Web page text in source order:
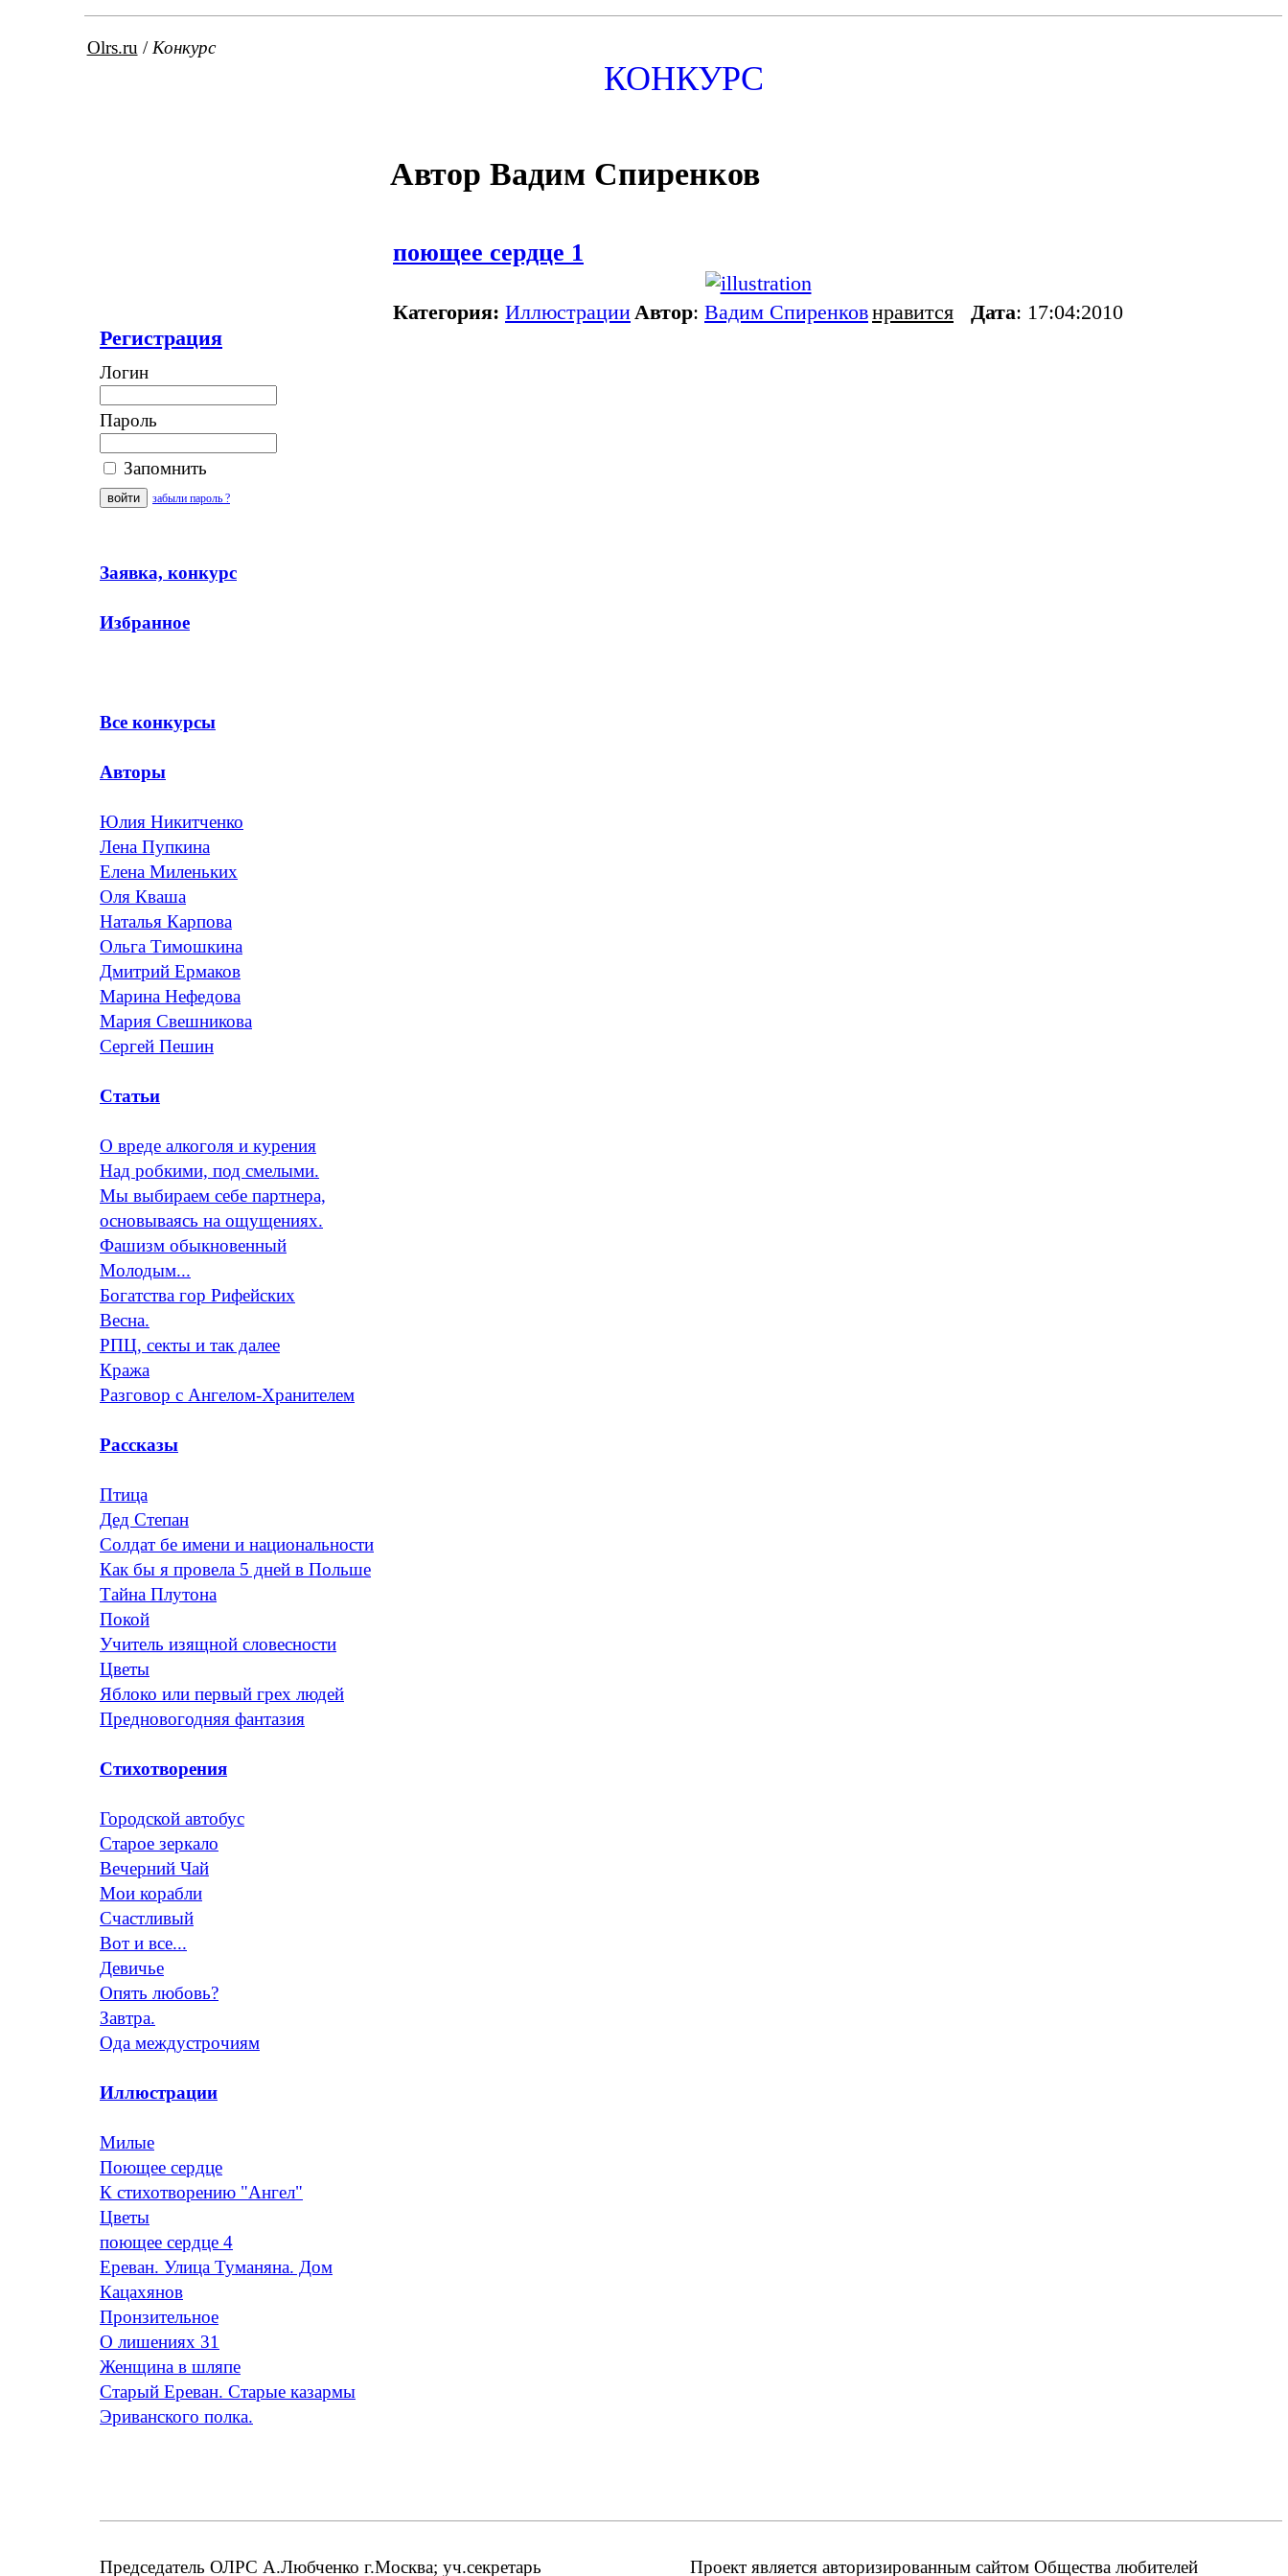
Olrs.ru / Конкурс
КОНКУРС
Регистрация
Логин
Пароль
Запомнить
забыли пароль ?
Заявка, конкурс
Избранное
Все конкурсы
Авторы
Юлия Никитченко
Лена Пупкина
Елена Миленьких
Оля Кваша
Наталья Карпова
Ольга Тимошкина
Дмитрий Ермаков
Марина Нефедова
Мария Свешникова
Сергей Пешин
Статьи
О вреде алкоголя и курения
Над робкими, под смелыми.
Мы выбираем себе партнера,
основываясь на ощущениях.
Фашизм обыкновенный
Молодым...
Богатства гор Рифейских
Весна.
РПЦ, секты и так далее
Кража
Разговор с Ангелом-Хранителем
Рассказы
Птица
Дед Степан
Солдат бе имени и национальности
Как бы я провела 5 дней в Польше
Тайна Плутона
Покой
Учитель изящной словесности
Цветы
Яблоко или первый грех людей
Предновогодняя фантазия
Стихотворения
Городской автобус
Старое зеркало
Вечерний Чай
Мои корабли
Счастливый
Вот и все...
Девичье
Опять любовь?
Завтра.
Ода междустрочиям
Иллюстрации
Милые
Поющее сердце
К стихотворению "Ангел"
Цветы
поющее сердце 4
Ереван. Улица Туманяна. Дом
Кацахянов
Пронзительное
О лишениях 31
Женщина в шляпе
Старый Ереван. Старые казармы
Эриванского полка.
Автор Вадим Спиренков
поющее сердце 1
Категория: Иллюстрации Автор: Вадим Спиренковнравится Дата: 17:04:2010
Председатель ОЛРС А.Любченко г.Москва; уч.секретарь Проект является авторизированным сайтом Общества любителей